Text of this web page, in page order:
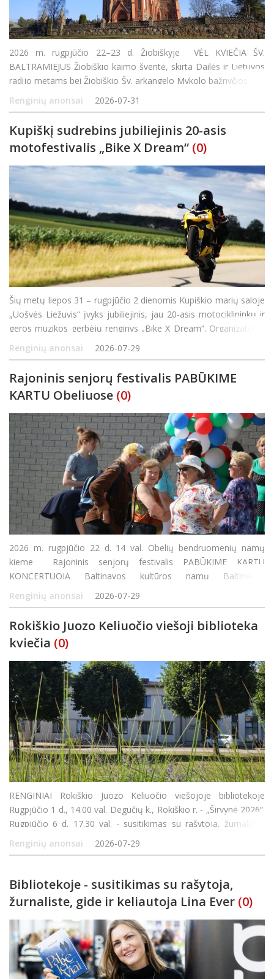
2026 m. rugpjūčio 22–23 d. Žiobiškyje VĖL KVIEČIA ŠV.
BALTRAMIEJUS Žiobiškio kaimo šventė, skirta Dailės ir Lietuvos
radijo metams bei Žiobiškio Šv. arkangelo Mykolo bažnyčios 115
metų sukakčiai paminėti Rugpjūčio 22 d. Buvusioje klebonijoje
Renginių anonsai 2026-07-31
Kupiškį sudrebins jubiliejinis 20-asis
motofestivalis „Bike X Dream“ (0)
Šių metų liepos 31 – rugpjūčio 2 dienomis Kupiškio marių saloje
„Uošvės Liežuvis“ įvyks jubiliejinis, jau 20-asis motociklininkų ir
geros muzikos gerbėjų renginys „Bike X Dream“. Organizatoriai
žada trankų, pramogų bei adrenalino kupiną savaitgalį,
Renginių anonsai 2026-07-29
Rajoninis senjorų festivalis PABŪKIME
KARTU Obeliuose (0)
2026 m. rugpjūčio 22 d. 14 val. Obelių bendruomenių namų
kieme Rajoninis senjorų festivalis PABŪKIME KARTU
KONCERTUOJA Baltinavos kultūros namų Baltinavos
etnografinis ansamblis (Latvijos respublika) Vadovė Marija
Bukšta Rokiškio kultūros centro Rajono padalinio Obeliuose kap
Renginių anonsai 2026-07-29
Rokiškio Juozo Keliuočio viešoji biblioteka
kviečia (0)
RENGINIAI Rokiškio Juozo Keliuočio viešojoje bibliotekoje
Rugpjūčio 1 d., 14.00 val. Degučių k., Rokiškio r. - „Širvynė 2026“.
Rugpjūčio 6 d. 17.30 val. - susitikimas su rašytoja, žurnaliste,
gide ir keliautoja Lina Ever. Liepa &ndash
Renginių anonsai 2026-07-29
Bibliotekoje - susitikimas su rašytoja,
žurnaliste, gide ir keliautoja Lina Ever (0)